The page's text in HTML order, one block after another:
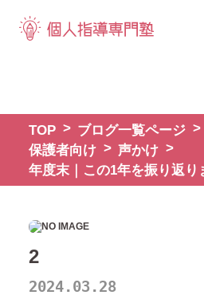
TOP ブログ一覧ページ
保護者向け
声かけ
年度末｜この1年を振り返り
2
2024.03.28